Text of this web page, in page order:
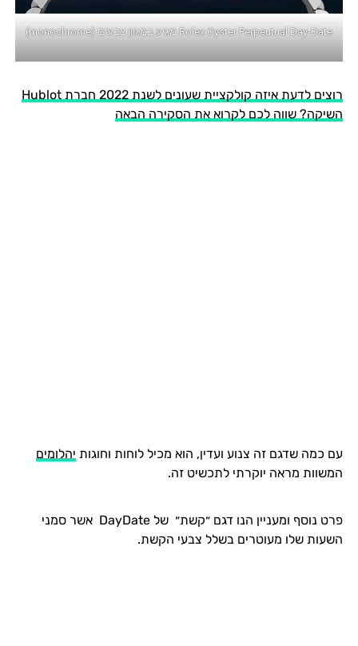
Rolex Oyster Perpeutual Day-Date מגיע במגוון צבעים (monochrome)
רוצים לדעת איזה קולקציית שעונים לשנת 2022 חברת Hublot
השיקה? שווה לכם לקרוא את הסקירה הבאה
עם כמה שדגם זה צנוע ועדין, הוא מכיל לוחות וחוגות יהלומים
המשוות מראה יוקרתי לתכשיט זה.
פרט נוסף ומעניין הנו דגם ״קשת״ של DayDate אשר סמני
השעות שלו מעוטרים בשלל צבעי הקשת.